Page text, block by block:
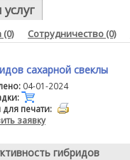
(0) Сотрудничество (0)
сахарной свеклы
04-01-2024
печати:
заявку
гибридов